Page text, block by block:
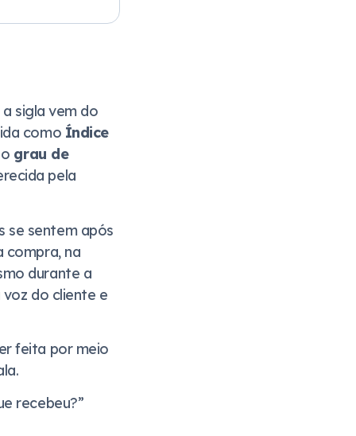
sigla vem do
como Índice
grau de
pela
se sentem após
compra, na
durante a
do cliente e
feita por meio
recebeu?”